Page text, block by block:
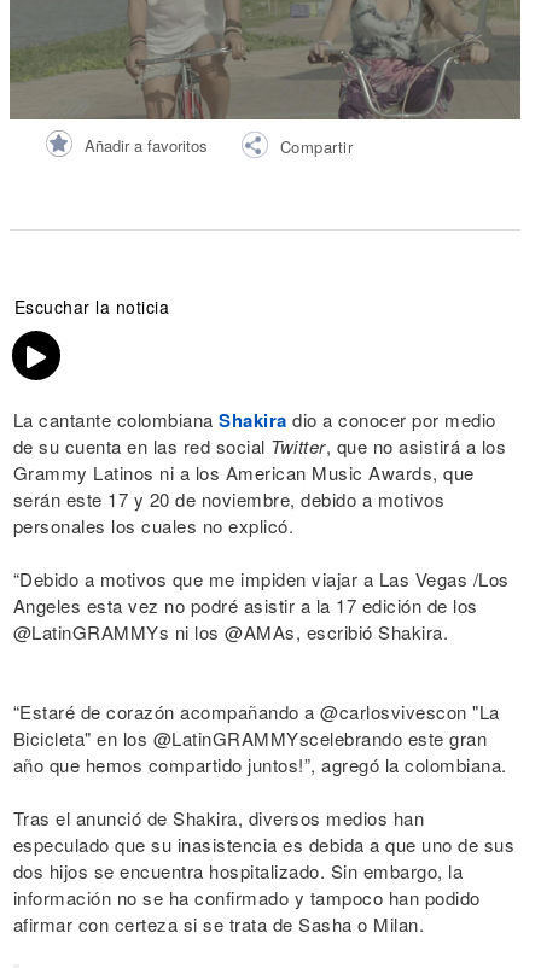
Añadir a favoritos Compartir
Escuchar la noticia
La cantante colombiana Shakira dio a conocer por medio
de su cuenta en las red social Twitter, que no asistirá a los
Grammy Latinos ni a los American Music Awards, que
serán este 17 y 20 de noviembre, debido a motivos
personales los cuales no explicó.
“Debido a motivos que me impiden viajar a Las Vegas /Los
Angeles esta vez no podré asistir a la 17 edición de los
@LatinGRAMMYs ni los @AMAs, escribió Shakira.
“Estaré de corazón acompañando a @carlosvivescon "La
Bicicleta" en los @LatinGRAMMYscelebrando este gran
año que hemos compartido juntos!”, agregó la colombiana.
Tras el anunció de Shakira, diversos medios han
especulado que su inasistencia es debida a que uno de sus
dos hijos se encuentra hospitalizado. Sin embargo, la
información no se ha confirmado y tampoco han podido
afirmar con certeza si se trata de Sasha o Milan.